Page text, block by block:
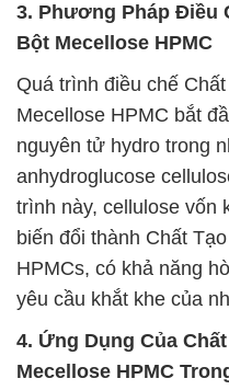
3. Phương Pháp Điều
Bột Mecellose HPMC
Quá trình điều chế
Mecellose HPMC bắt
nguyên tử hydro trong
anhydroglucose
trình này, cellulose vốn
biến đổi thành Chất
HPMCs, có khả năng
yêu cầu khắt khe của
4. Ứng Dụng Của
Mecellose HPMC